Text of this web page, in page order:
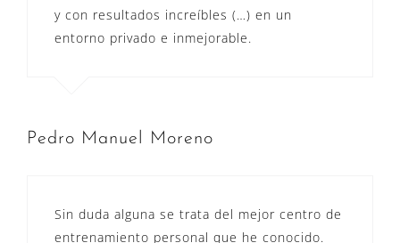
y con resultados increíbles (…) en un
entorno privado e inmejorable.
Pedro Manuel Moreno
Sin duda alguna se trata del mejor centro de
entrenamiento personal que he conocido.